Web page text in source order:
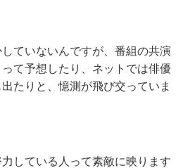
ていないんですが、番組の共演
て予想したり、ネットでは俳優
たりと、憶測が飛び交っていま
している人って素敵に映ります